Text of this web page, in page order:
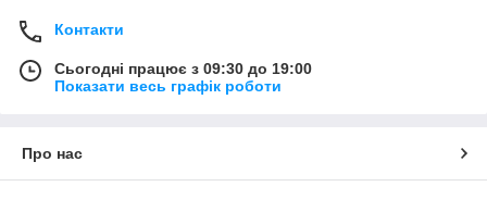
Контакти
Сьогодні працює з 09:30 до 19:00
Показати весь графік роботи
Про нас